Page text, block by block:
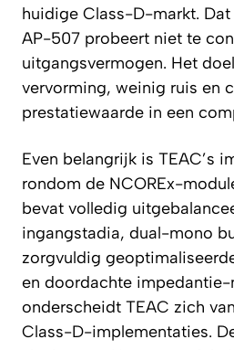
huidige Class-D-markt.
AP-507 probeert niet te
uitgangsvermogen. Het
vervorming, weinig ruis en
prestatiewaarde in een
Even belangrijk is TEAC’s
rondom de NCOREx-
bevat volledig
ingangstadia, dual-mono
zorgvuldig
en doordachte
onderscheidt TEAC zich
Class-D-implementaties.